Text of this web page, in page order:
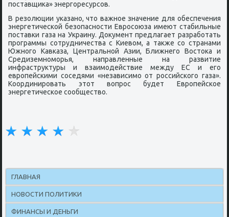
поставщика» энергоресурсов.
В резолюции указано, что важное значение для обеспечения
энергетической безопасности Евросоюза имеют стабильные
поставки газа на Украину. Документ предлагает разработать
программы сотрудничества с Киевом, а также со странами
Южного Кавказа, Центральной Азии, Ближнего Востока и
Средиземноморья, направленные на развитие
инфраструктуры и взаимодействие между ЕС и его
европейскими соседями «независимо от российского газа».
Координировать этот вопрос будет Европейское
энергетическое сообщество.
ГЛАВНАЯ
НОВОСТИ ПОЛИТИКИ
ФИНАНСЫ И ДЕНЬГИ